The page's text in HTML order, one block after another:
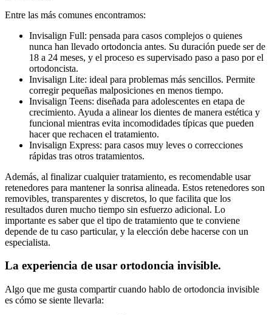
Entre las más comunes encontramos:
Invisalign Full: pensada para casos complejos o quienes
nunca han llevado ortodoncia antes. Su duración puede ser de
18 a 24 meses, y el proceso es supervisado paso a paso por el
ortodoncista.
Invisalign Lite: ideal para problemas más sencillos. Permite
corregir pequeñas malposiciones en menos tiempo.
Invisalign Teens: diseñada para adolescentes en etapa de
crecimiento. Ayuda a alinear los dientes de manera estética y
funcional mientras evita incomodidades típicas que pueden
hacer que rechacen el tratamiento.
Invisalign Express: para casos muy leves o correcciones
rápidas tras otros tratamientos.
Además, al finalizar cualquier tratamiento, es recomendable usar
retenedores para mantener la sonrisa alineada. Estos retenedores son
removibles, transparentes y discretos, lo que facilita que los
resultados duren mucho tiempo sin esfuerzo adicional. Lo
importante es saber que el tipo de tratamiento que te conviene
depende de tu caso particular, y la elección debe hacerse con un
especialista.
La experiencia de usar ortodoncia invisible.
Algo que me gusta compartir cuando hablo de ortodoncia invisible
es cómo se siente llevarla: